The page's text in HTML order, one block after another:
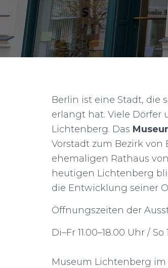
Berlin ist eine Stadt, die
erlangt hat. Viele Dörfer
Lichtenberg. Das
Vorstadt zum Bezirk
ehemaligen Rathaus
heutigen Lichtenberg
die Entwicklung seiner
Öffnungszeiten der
Di–Fr 11.00–18.00 Uhr / So
Museum Lichtenberg im